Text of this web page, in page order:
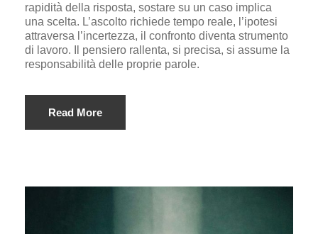
rapidità della risposta, sostare su un caso implica
una scelta. L’ascolto richiede tempo reale, l’ipotesi
attraversa l’incertezza, il confronto diventa strumento
di lavoro. Il pensiero rallenta, si precisa, si assume la
responsabilità delle proprie parole.
Read More